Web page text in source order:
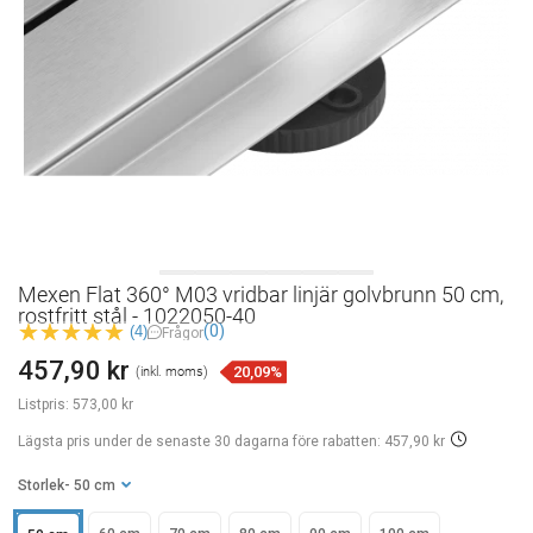
Mexen Flat 360° M03 vridbar linjär golvbrunn 50 cm,
rostfritt stål - 1022050-40
(4) Frågor(0)
Listpris: 573,00 kr
457,90 kr (inkl. moms) 20,09%
Lägsta pris under de senaste 30 dagarna före rabatten: 457,90 kr
Storlek - 50 cm